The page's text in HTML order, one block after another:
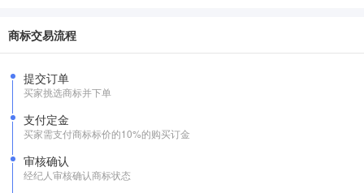
商标交易流程
提交订单
买家挑选商标并下单
支付定金
买家需支付商标标价的10%的购买订金
审核确认
经纪人审核确认商标状态